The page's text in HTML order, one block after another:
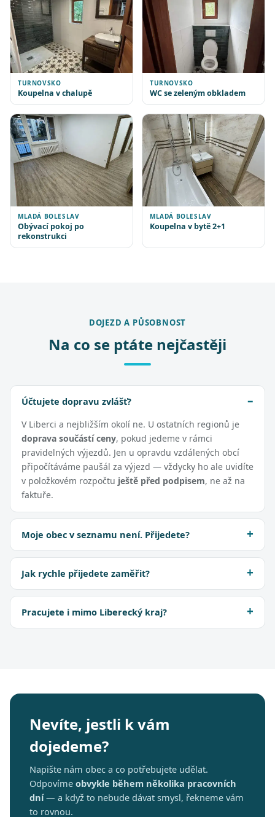
TURNOVSKO
Koupelna v chalupě
TURNOVSKO
WC se zeleným obkladem
MLADÁ BOLESLAV
Obývací pokoj po
rekonstrukci
MLADÁ BOLESLAV
Koupelna v bytě 2+1
DOJEZD A PŮSOBNOST
Na co se ptáte nejčastěji
Účtujete dopravu zvlášť?
V Liberci a nejbližším okolí ne. U ostatních regionů je
doprava součástí ceny, pokud jedeme v rámci
pravidelných výjezdů. Jen u opravdu vzdálených obcí
připočítáváme paušál za výjezd — vždycky ho ale uvidíte
v položkovém rozpočtu ještě před podpisem, ne až na
faktuře.
Moje obec v seznamu není. Přijedete?
Jak rychle přijedete zaměřit?
Pracujete i mimo Liberecký kraj?
Nevíte, jestli k vám
dojedeme?
Napište nám obec a co potřebujete udělat.
Odpovíme obvykle během několika pracovních
dní— a když to nebude dávat smysl, řekneme vám
to rovnou.